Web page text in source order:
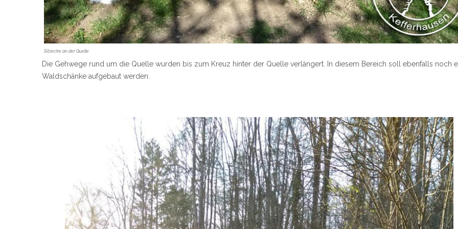
Sitzecke an der Quelle
Die Gehwege rund um die Quelle wurden bis zum Kreuz hinter der Quelle verlängert. In diesem Bereich soll ebenfalls noch
Waldschänke aufgebaut werden.